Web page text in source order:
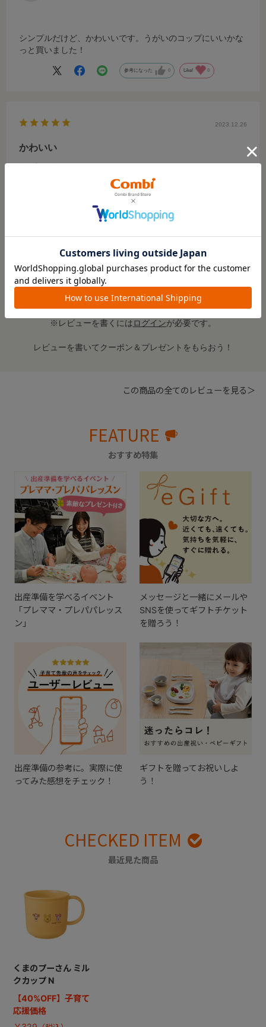
シンプルだけど、かわいいです。うがいのコップにいいかな
っと買いました！
参考になった 0 Like! 0
2023.12.26
かわいい
サイズ：- カラー：-
子どもが飲むのにちょうど良いです。
参考になった 0 Like!
絞り込み 表示：新しい順
※レビューを書くにはログインが必要です。
レビューを書いてクーポン＆プレゼントをもらおう！
この商品の全てのレビューを見る＞
FEATURE
おすすめ特集
出産準備を学べるイベント
「プレママ・プレパパレッス
ン」
メッセージと一緒にメールや
SNSを使ってギフトチケット
を贈ろう！
出産準備の参考に。実際に使
ってみた感想をチェック！
ギフトを贈ってお祝いしよ
う！
CHECKED ITEM
最近見た商品
くまのプーさん ミル
クカップ N
【40%OFF】子育て
応援価格